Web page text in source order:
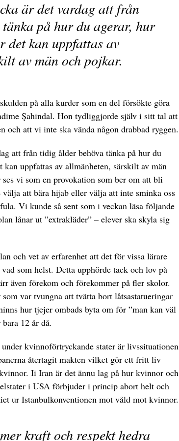
är det vardag att från
på hur du agerar, hur
det kan uppfattas av
av män och pojkar.
på alla kurder som en del försökte göra
Şahindal. Hon tydliggjorde själv i sitt tal att
och att vi inte ska vända någon drabbad ryggen.
att från tidig ålder behöva tänka på hur du
uppfattas av allmänheten, särskilt av män
vi som en provokation som ber om att bli
att bära hijab eller välja att inte sminka oss
Vi kunde så sent som i veckan läsa följande
lånar ut ”extrakläder” – elever ska skyla sig
och vet av erfarenhet att det för vissa lärare
som helst. Detta upphörde tack och lov på
även förekom och förekommer på fler skolor.
var tvungna att tvätta bort låtsastatueringar
hur tjejer ombads byta om för ”man kan väl
12 år då.
kvinnoförtryckande stater är livssituationen
återtagit makten vilket gör ett fritt liv
Ii Iran är det ännu lag på hur kvinnor och
i USA förbjuder i princip abort helt och
ur Istanbulkonventionen mot våld mot kvinnor.
kraft och respekt hedra